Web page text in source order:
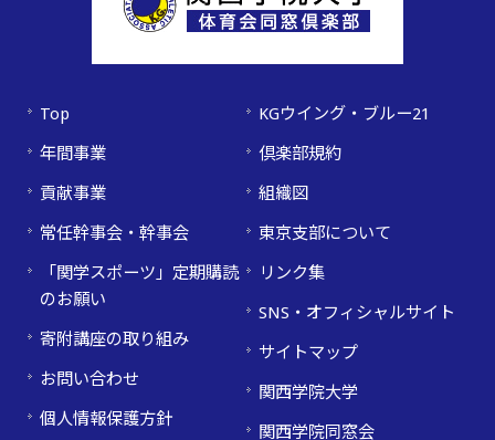
Top
年間事業
貢献事業
常任幹事会・幹事会
「関学スポーツ」定期購読
のお願い
寄附講座の取り組み
お問い合わせ
個人情報保護方針
KGウイング・ブルー21
倶楽部規約
組織図
東京支部について
リンク集
SNS・オフィシャルサイト
サイトマップ
関西学院大学
関西学院同窓会